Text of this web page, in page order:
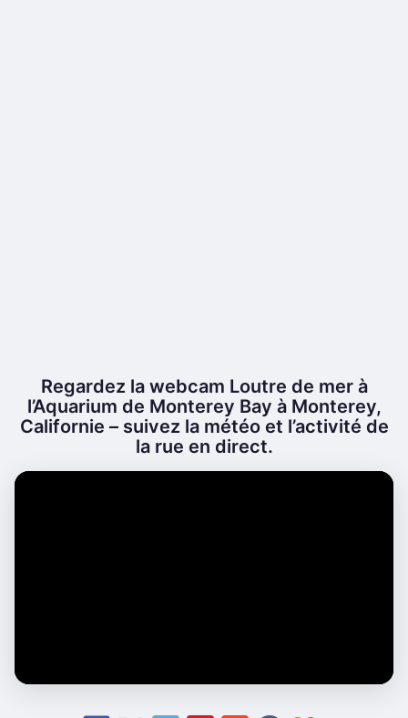
Regardez la webcam Loutre de mer à
l’Aquarium de Monterey Bay à Monterey,
Californie – suivez la météo et l’activité de
la rue en direct.